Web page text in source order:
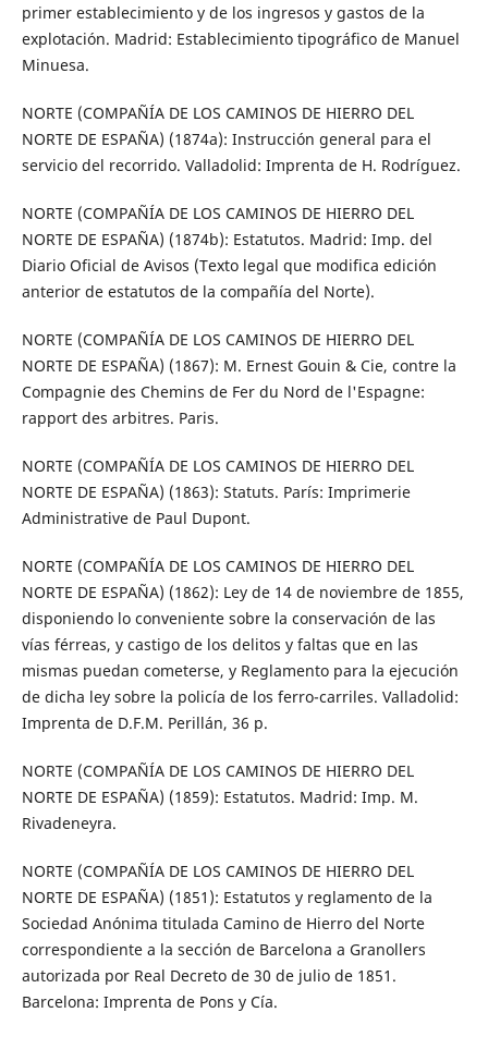
primer establecimiento y de los ingresos y gastos de la
explotación. Madrid: Establecimiento tipográfico de Manuel
Minuesa.
NORTE (COMPAÑÍA DE LOS CAMINOS DE HIERRO DEL
NORTE DE ESPAÑA) (1874a): Instrucción general para el
servicio del recorrido. Valladolid: Imprenta de H. Rodríguez.
NORTE (COMPAÑÍA DE LOS CAMINOS DE HIERRO DEL
NORTE DE ESPAÑA) (1874b): Estatutos. Madrid: Imp. del
Diario Oficial de Avisos (Texto legal que modifica edición
anterior de estatutos de la compañía del Norte).
NORTE (COMPAÑÍA DE LOS CAMINOS DE HIERRO DEL
NORTE DE ESPAÑA) (1867): M. Ernest Gouin & Cie, contre la
Compagnie des Chemins de Fer du Nord de l'Espagne:
rapport des arbitres. Paris.
NORTE (COMPAÑÍA DE LOS CAMINOS DE HIERRO DEL
NORTE DE ESPAÑA) (1863): Statuts. París: Imprimerie
Administrative de Paul Dupont.
NORTE (COMPAÑÍA DE LOS CAMINOS DE HIERRO DEL
NORTE DE ESPAÑA) (1862): Ley de 14 de noviembre de 1855,
disponiendo lo conveniente sobre la conservación de las
vías férreas, y castigo de los delitos y faltas que en las
mismas puedan cometerse, y Reglamento para la ejecución
de dicha ley sobre la policía de los ferro-carriles. Valladolid:
Imprenta de D.F.M. Perillán, 36 p.
NORTE (COMPAÑÍA DE LOS CAMINOS DE HIERRO DEL
NORTE DE ESPAÑA) (1859): Estatutos. Madrid: Imp. M.
Rivadeneyra.
NORTE (COMPAÑÍA DE LOS CAMINOS DE HIERRO DEL
NORTE DE ESPAÑA) (1851): Estatutos y reglamento de la
Sociedad Anónima titulada Camino de Hierro del Norte
correspondiente a la sección de Barcelona a Granollers
autorizada por Real Decreto de 30 de julio de 1851.
Barcelona: Imprenta de Pons y Cía.